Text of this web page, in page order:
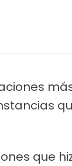
que